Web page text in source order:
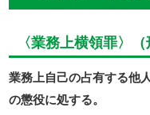
〈業務上横領罪〉
業務上自己の占有する他
の懲役に処する。